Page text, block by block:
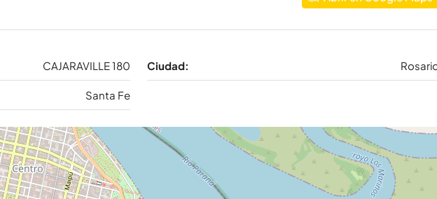
CAJARAVILLE 180 Ciudad:
Santa Fe